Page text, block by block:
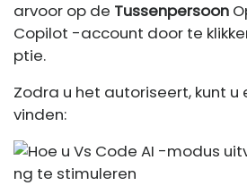
arvoor op de Tussenpersoon
Copilot -account door te
ptie.
Zodra u het autoriseert, kunt u
vinden: